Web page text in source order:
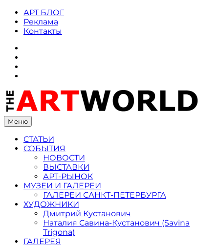
Skip
content
АРТ БЛОГ
Реклама
Контакты
Меню
СТАТЬИ
СОБЫТИЯ
НОВОСТИ
ВЫСТАВКИ
АРТ-РЫНОК
МУЗЕИ И ГАЛЕРЕИ
ГАЛЕРЕИ САНКТ-ПЕТЕРБУРГА
ХУДОЖНИКИ
Дмитрий Кустанович
Наталия Савина-Кустанович (Savina
Trigona)
ГАЛЕРЕЯ